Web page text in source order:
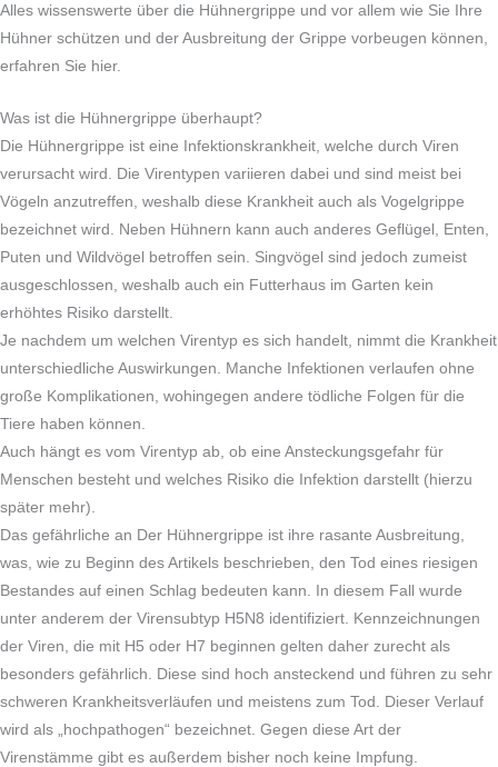
Alles wissenswerte über die Hühnergrippe und vor allem wie Sie Ihre
Hühner schützen und der Ausbreitung der Grippe vorbeugen können,
erfahren Sie hier.
Was ist die Hühnergrippe überhaupt?
Die Hühnergrippe ist eine Infektionskrankheit, welche durch Viren
verursacht wird. Die Virentypen variieren dabei und sind meist bei
Vögeln anzutreffen, weshalb diese Krankheit auch als Vogelgrippe
bezeichnet wird. Neben Hühnern kann auch anderes Geflügel, Enten,
Puten und Wildvögel betroffen sein. Singvögel sind jedoch zumeist
ausgeschlossen, weshalb auch ein Futterhaus im Garten kein
erhöhtes Risiko darstellt.
Je nachdem um welchen Virentyp es sich handelt, nimmt die Krankheit
unterschiedliche Auswirkungen. Manche Infektionen verlaufen ohne
große Komplikationen, wohingegen andere tödliche Folgen für die
Tiere haben können.
Auch hängt es vom Virentyp ab, ob eine Ansteckungsgefahr für
Menschen besteht und welches Risiko die Infektion darstellt (hierzu
später mehr).
Das gefährliche an Der Hühnergrippe ist ihre rasante Ausbreitung,
was, wie zu Beginn des Artikels beschrieben, den Tod eines riesigen
Bestandes auf einen Schlag bedeuten kann. In diesem Fall wurde
unter anderem der Virensubtyp H5N8 identifiziert. Kennzeichnungen
der Viren, die mit H5 oder H7 beginnen gelten daher zurecht als
besonders gefährlich. Diese sind hoch ansteckend und führen zu sehr
schweren Krankheitsverläufen und meistens zum Tod. Dieser Verlauf
wird als „hochpathogen“ bezeichnet. Gegen diese Art der
Virenstämme gibt es außerdem bisher noch keine Impfung.